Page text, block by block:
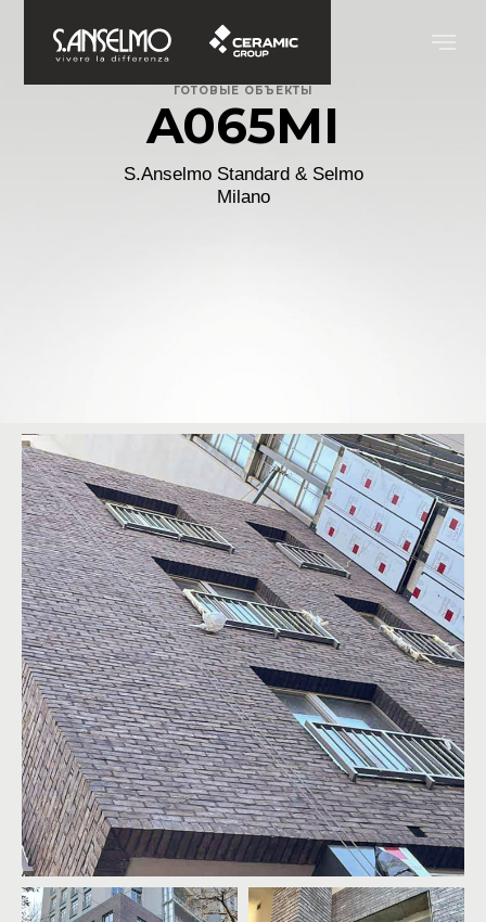
S.Anselmo Standard & Selmo
Milano
A065MI
ГОТОВЫЕ ОБЪЕКТЫ